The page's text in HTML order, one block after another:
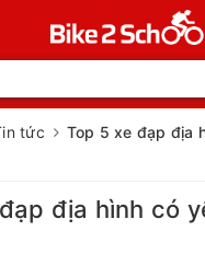
tức
Top 5 xe đạp địa
địa hình có